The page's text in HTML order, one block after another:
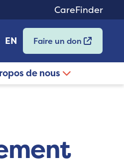
CareFinder
EN Faire un don
de nous